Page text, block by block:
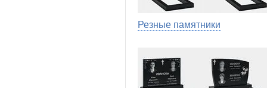
Резные памятники